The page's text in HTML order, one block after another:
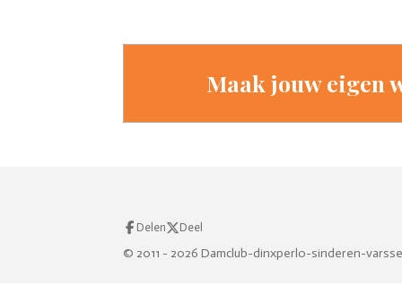
Maak jouw eigen
Delen Deel
© 2011 - 2026 Damclub-dinxperlo-sinderen-